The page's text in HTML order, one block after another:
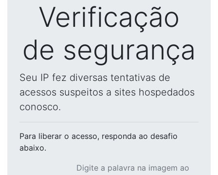
Verificação
de segurança
Seu IP fez diversas tentativas de
acessos suspeitos a sites hospedados
conosco.
Para liberar o acesso, responda ao desafio
abaixo.
Digite a palavra na imagem ao